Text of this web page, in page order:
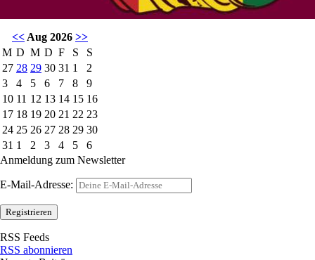
<< Aug 2026 >>
M D M D F S
S
27 28 29 30 31 1
2
3
4 5 6 7 8
9
10 11 12 13 14 15 16
17 18 19 20 21 22 23
24 25 26 27 28 29 30
31 1 2 3 4 5
6
Anmeldung zum Newsletter
E-Mail-Adresse:
RSS Feeds
RSS abonnieren